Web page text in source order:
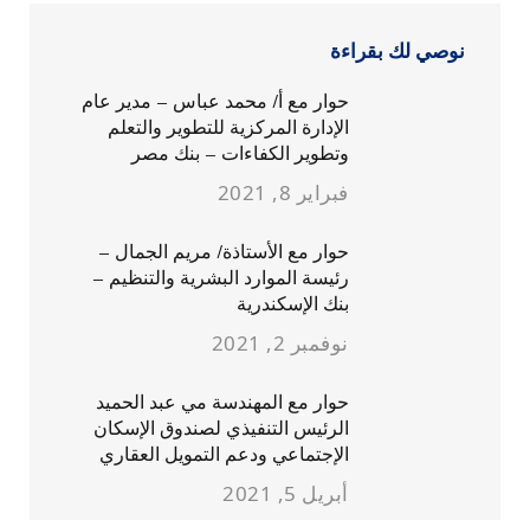
نوصي لك بقراءة
حوار مع أ/ محمد عباس – مدير عام
الإدارة المركزية للتطوير والتعلم
وتطوير الكفاءات – بنك مصر
فبراير 8, 2021
حوار مع الأستاذة/ مريم الجمال –
رئيسة الموارد البشرية والتنظيم –
بنك الإسكندرية
نوفمبر 2, 2021
حوار مع المهندسة مي عبد الحميد
الرئيس التنفيذي لصندوق الإسكان
الإجتماعي ودعم التمويل العقاري
أبريل 5, 2021